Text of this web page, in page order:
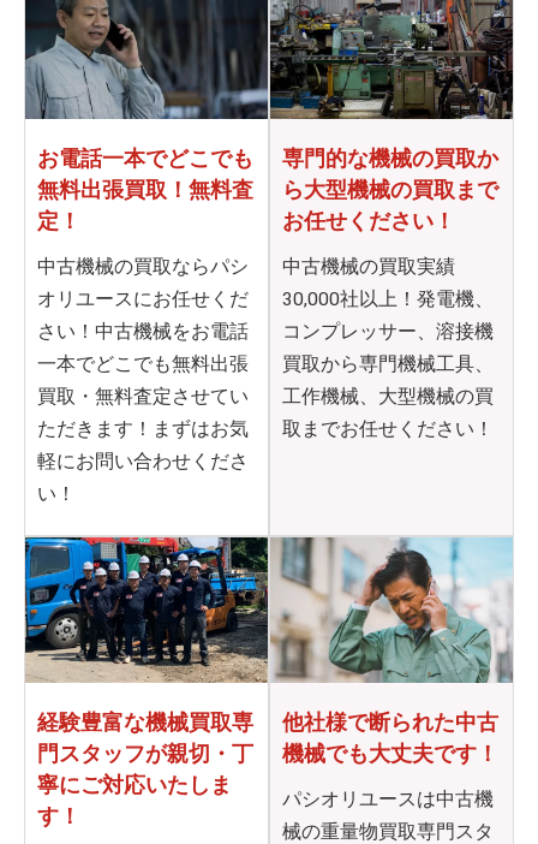
お電話一本でどこでも
無料出張買取！無料査
定！
中古機械の買取ならパシ
オリユースにお任せくだ
さい！中古機械をお電話
一本でどこでも無料出張
買取・無料査定させてい
ただきます！まずはお気
軽にお問い合わせくださ
い！
専門的な機械の買取か
ら大型機械の買取まで
お任せください！
中古機械の買取実績
30,000社以上！発電機、
コンプレッサー、溶接機
買取から専門機械工具、
工作機械、大型機械の買
取までお任せください！
経験豊富な機械買取専
門 スタッフが親切・丁
寧にご対応いたしま
す！
他社様で断られた中古
機械でも大丈夫です！
パシオリユースは中古機
械の重量物買取専門スタ